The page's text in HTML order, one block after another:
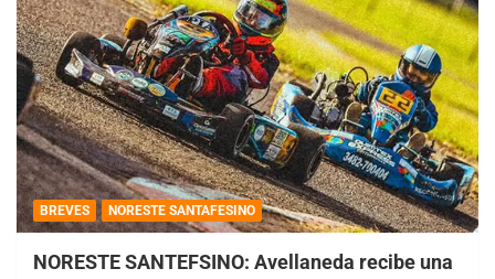
BREVES NORESTE SANTAFESINO
NORESTE SANTEFSINO: Avellaneda recibe una